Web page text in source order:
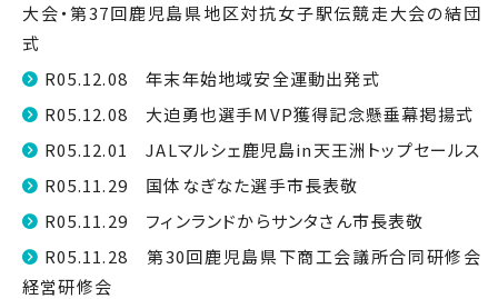
大会・第37回鹿児島県地区対抗女子駅伝競走大会の結団
式
R05.12.08 年末年始地域安全運動出発式
R05.12.08 大迫勇也選手MVP獲得記念懸垂幕掲揚式
R05.12.01 JALマルシェ鹿児島in天王洲トップセールス
R05.11.29 国体なぎなた選手市長表敬
R05.11.29 フィンランドからサンタさん市長表敬
R05.11.28 第30回鹿児島県下商工会議所合同研修会
経営研修会